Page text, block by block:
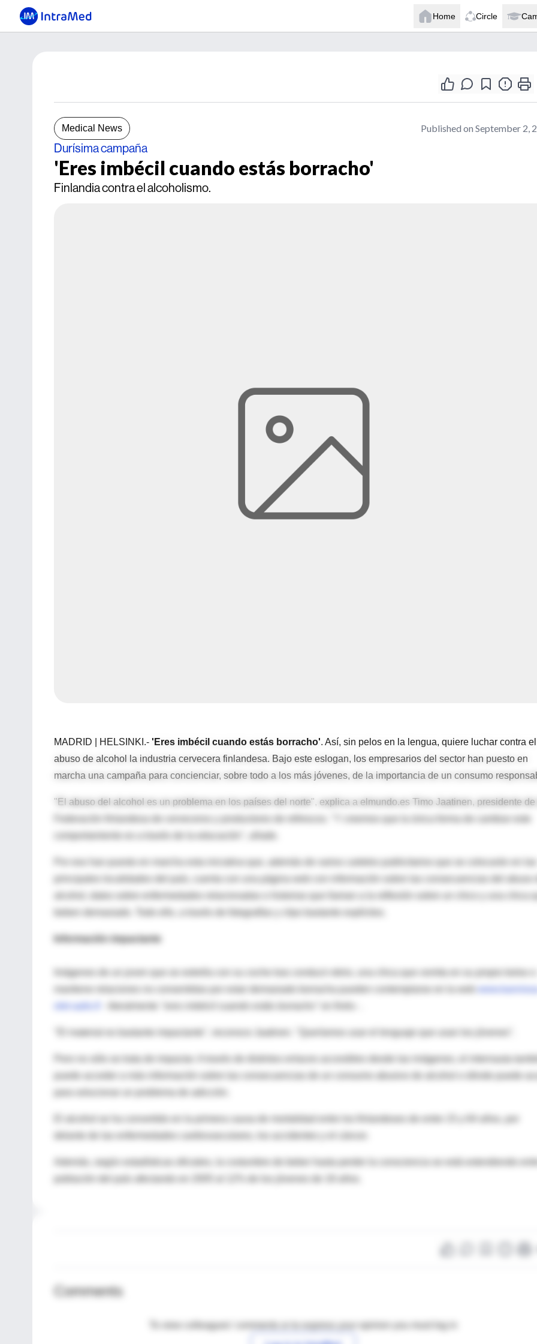
Home Circle
Medical News Published on September 2,
Durísima campaña
'Eres imbécil cuando estás borracho'
Finlandia contra el alcoholismo.
MADRID | HELSINKI.- 'Eres imbécil cuando estás borracho'. Así, sin pelos en la lengua, quiere luchar contra el
abuso de alcohol la industria cervecera finlandesa. Bajo este eslogan, los empresarios del sector han puesto en
marcha una campaña para concienciar, sobre todo a los más jóvenes, de la importancia de un consumo
"El abuso del alcohol es un problema en los países del norte", explica a elmundo.es Timo Jaatinen, presidente de
comportamiento es a través de la educación", añade.
principales localidades del país, cuenta con una página web con información sobre las consecuencias del abuso
beben demasiado. Todo ello, a través de fotografías y clips bastante explícitos.
Información impactante
Imágenes de un joven que se estrella con su coche tras conducir ebrio, una chica que vomita en su propio bolso o
"El material es bastante impactante", reconoce Jaatinen. "Queríamos usar el lenguaje que usan los jóvenes".
Pero no sólo se trata de impactar. A través de distintos enlaces accesibles desde las imágenes, el internauta
Además, según estadísticas oficiales, la costumbre de beber hasta perder la consciencia se está extendiendo
Comments
To view colleagues' comments or to express your opinion you must log in